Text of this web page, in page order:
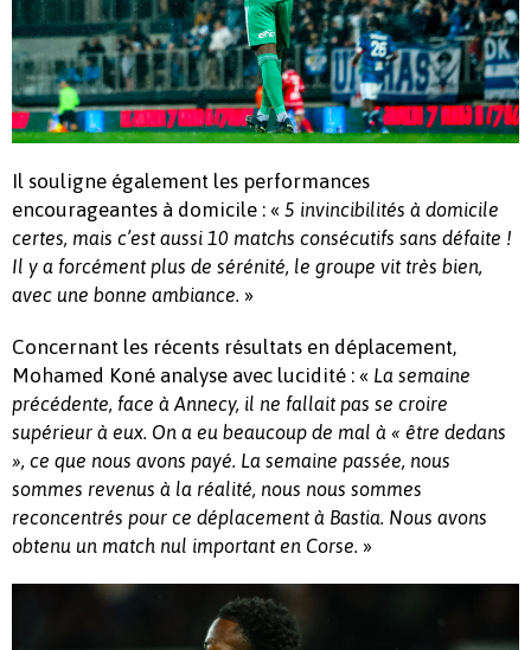
Il souligne également les performances
encourageantes à domicile : « 5 invincibilités à domicile
certes, mais c’est aussi 10 matchs consécutifs sans défaite !
Il y a forcément plus de sérénité, le groupe vit très bien,
avec une bonne ambiance. »
Concernant les récents résultats en déplacement,
Mohamed Koné analyse avec lucidité : « La semaine
précédente, face à Annecy, il ne fallait pas se croire
supérieur à eux. On a eu beaucoup de mal à « être dedans
», ce que nous avons payé. La semaine passée, nous
sommes revenus à la réalité, nous nous sommes
reconcentrés pour ce déplacement à Bastia. Nous avons
obtenu un match nul important en Corse. »